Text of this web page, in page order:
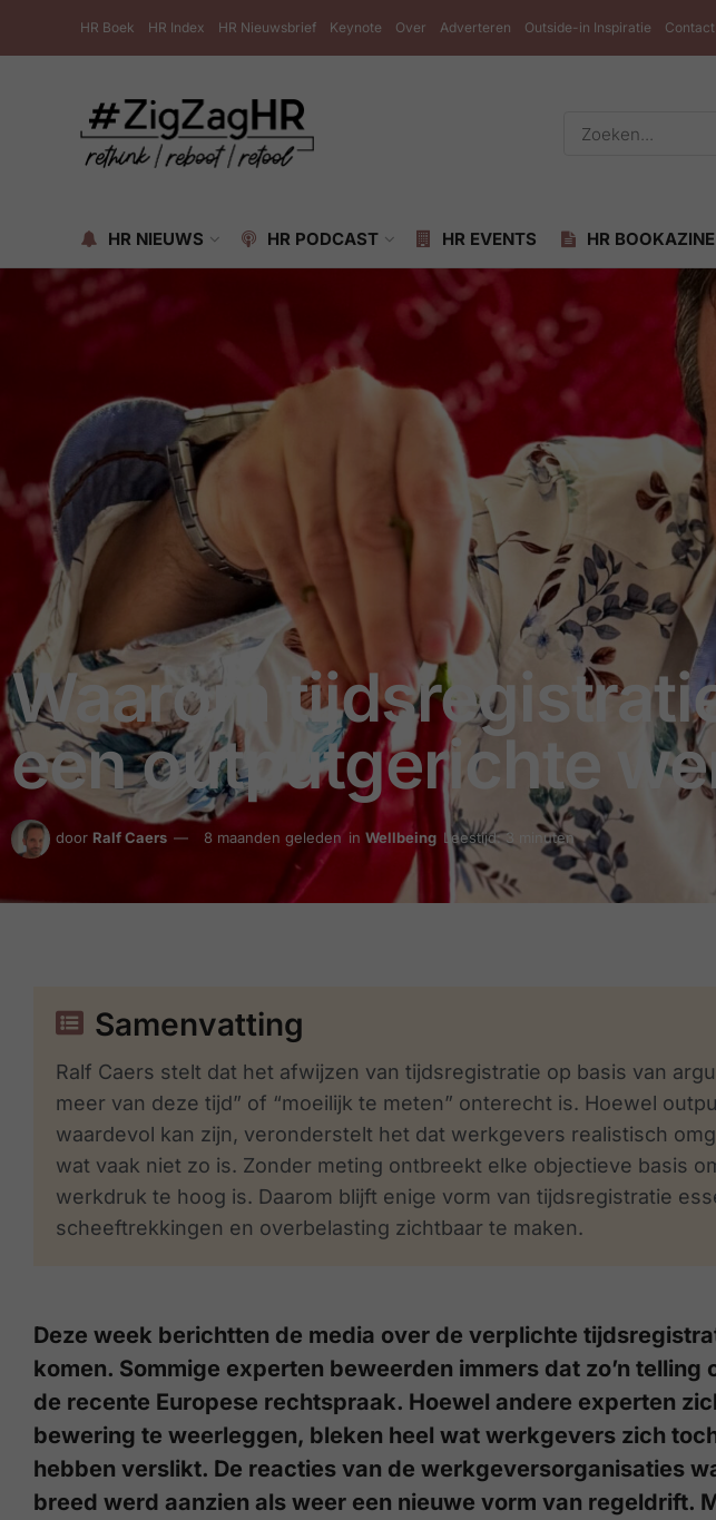
HR Boek HR Index HR Nieuwsbrief Keynote Over Adverteren Outside-in Inspiratie Contact
HR NIEUWS HR PODCAST HR EVENTS HR BOOKAZINE
Waarom
een outputgerichte
door Ralf Caers 8 maanden geleden in Wellbeing Leestijd: 3 minuten
Samenvatting
Ralf Caers stelt dat het afwijzen van tijdsregistratie op basis van
meer van deze tijd” of “moeilijk te meten” onterecht is. Hoewel
waardevol kan zijn, veronderstelt het dat werkgevers realistisch
wat vaak niet zo is. Zonder meting ontbreekt elke objectieve basis
werkdruk te hoog is. Daarom blijft enige vorm van tijdsregistratie
scheeftrekkingen en overbelasting zichtbaar te maken.
Deze week berichtten de media over de verplichte
komen. Sommige experten beweerden immers dat zo’n telling
de recente Europese rechtspraak. Hoewel andere experten
bewering te weerleggen, bleken heel wat werkgevers zich
hebben verslikt. De reacties van de werkgeversorganisaties
breed werd aanzien als weer een nieuwe vorm van regeldrift.